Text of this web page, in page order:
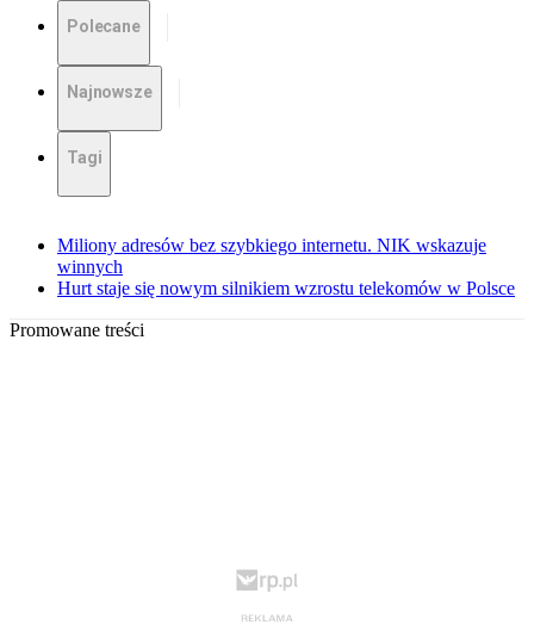
Polecane
Najnowsze
Tagi
Miliony adresów bez szybkiego internetu. NIK wskazuje
winnych
Hurt staje się nowym silnikiem wzrostu telekomów w Polsce
Promowane treści